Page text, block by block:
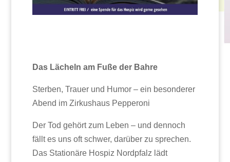
Das Lächeln am Fuße der Bahre
Sterben, Trauer und Humor – ein besonderer
Abend im Zirkushaus Pepperoni
Der Tod gehört zum Leben – und dennoch
fällt es uns oft schwer, darüber zu sprechen.
Das Stationäre Hospiz Nordpfalz lädt